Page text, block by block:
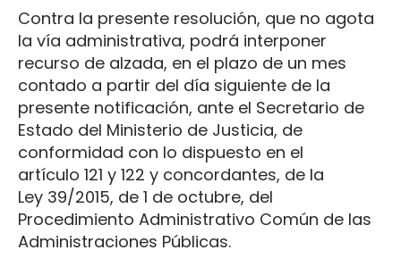
Contra la presente resolución, que no agota
la vía administrativa, podrá interponer
recurso de alzada, en el plazo de un mes
contado a partir del día siguiente de la
presente notificación, ante el Secretario de
Estado del Ministerio de Justicia, de
conformidad con lo dispuesto en el
artículo 121 y 122 y concordantes, de la
Ley 39/2015, de 1 de octubre, del
Procedimiento Administrativo Común de las
Administraciones Públicas.